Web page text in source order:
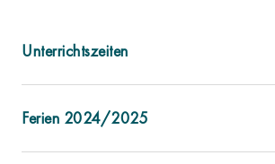
Unterrichtszeiten
Ferien 2024/2025